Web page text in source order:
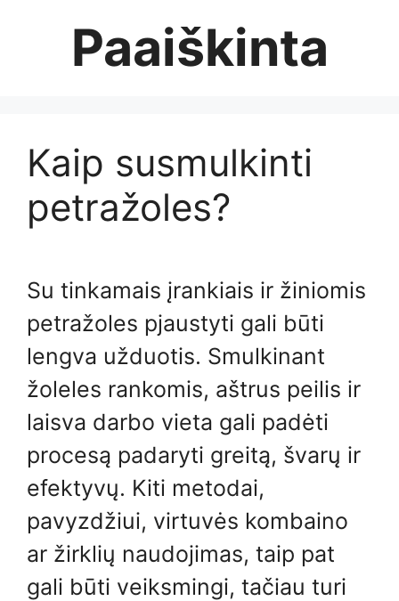
Paaiškinta
Kaip susmulkinti
petražoles?
Su tinkamais įrankiais ir žiniomis
petražoles pjaustyti gali būti
lengva užduotis. Smulkinant
žoleles rankomis, aštrus peilis ir
laisva darbo vieta gali padėti
procesą padaryti greitą, švarų ir
efektyvų. Kiti metodai,
pavyzdžiui, virtuvės kombaino
ar žirklių naudojimas, taip pat
gali būti veiksmingi, tačiau turi